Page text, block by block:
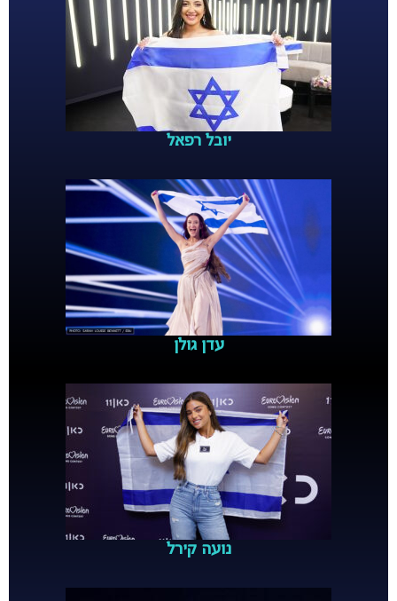
יובל רפאל
עדן גולן
נועה קירל